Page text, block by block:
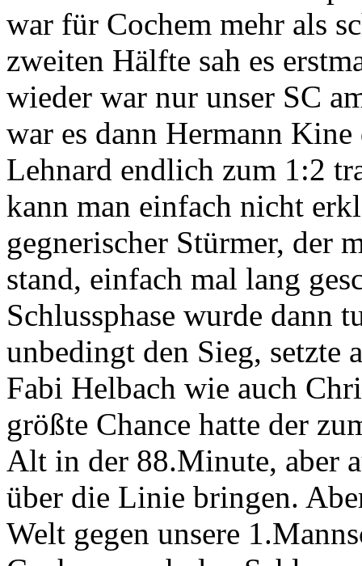
war für Cochem mehr als
zweiten Hälfte sah es
wieder war nur unser SC
war es dann Hermann
Lehnard endlich zum 1:2
kann man einfach nicht
gegnerischer Stürmer, der
stand, einfach mal lang
Schlussphase wurde dann
unbedingt den Sieg, setzte
Fabi Helbach wie auch
größte Chance hatte der
Alt in der 88.Minute, aber
über die Linie bringen.
Welt gegen unsere